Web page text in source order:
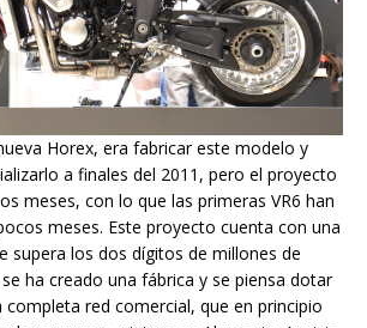
Horex, era fabricar este modelo y
a finales del 2011, pero el proyecto
meses, con lo que las primeras VR6 han
meses. Este proyecto cuenta con una
supera los dos dígitos de millones de
ha creado una fábrica y se piensa dotar
completa red comercial, que en principio